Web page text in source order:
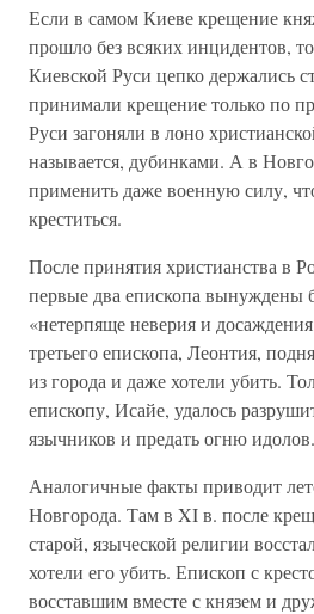
Если в самом Киеве крещение
прошло без всяких инцидентов,
Киевской Руси цепко держались
принимали крещение только по
Руси загоняли в лоно
называется, дубинками. А в
применить даже военную силу,
креститься.
После принятия христианства в
первые два епископа вынуждены
«нетерпяще неверия и
третьего епископа, Леонтия,
из города и даже хотели убить.
епископу, Исайе, удалось
язычников и предать огню идолов.
Аналогичные факты приводит
Новгорода. Там в XI в. после
старой, языческой религии
хотели его убить. Епископ с
восставшим вместе с князем и